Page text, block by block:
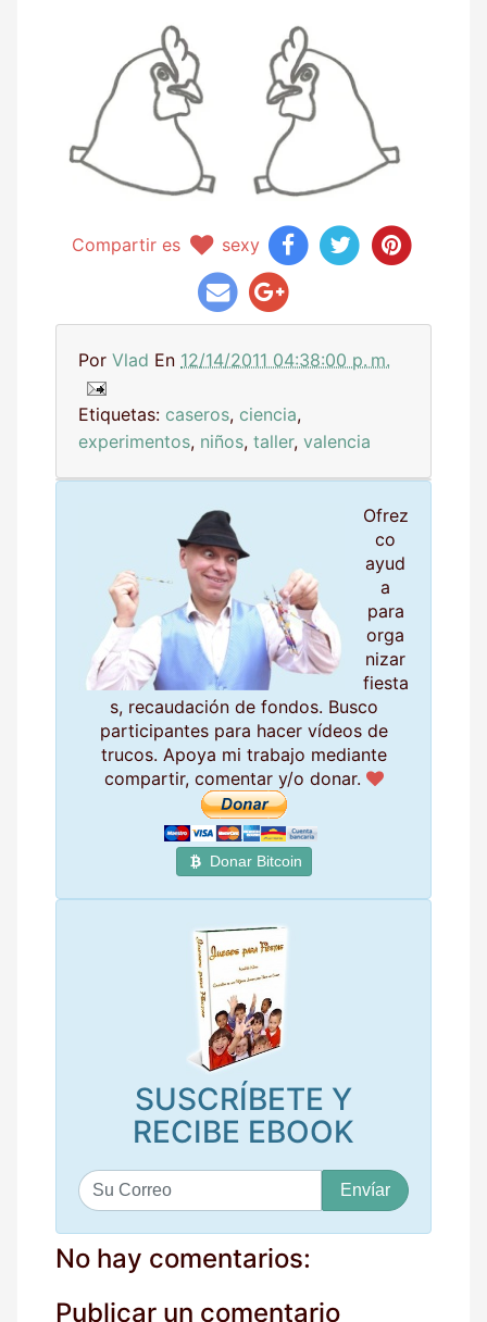
Compartir es sexy
Por Vlad En 12/14/2011 04:38:00 p. m.
Etiquetas: caseros, ciencia,
experimentos, niños, taller, valencia
Ofrez
co
ayud
a
para
orga
nizar
fiesta
s, recaudación de fondos. Busco
participantes para hacer vídeos de
trucos. Apoya mi trabajo mediante
compartir, comentar y/o donar.
Donar Bitcoin
SUSCRÍBETE Y
RECIBE EBOOK
c
o
r
No hay comentarios:
Publicar un comentario